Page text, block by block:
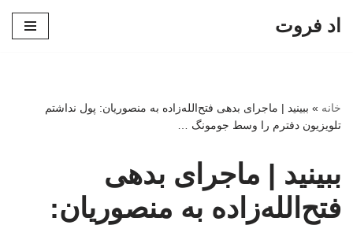
اد فروت
خانه » ببینید | ماجرای بدهی فتح‌الله‌زاده به منصوریان: پول نداشتم
تلویزیون دفترم را وسط جومونگ …
ببینید | ماجرای بدهی
فتح‌الله‌زاده به منصوریان: